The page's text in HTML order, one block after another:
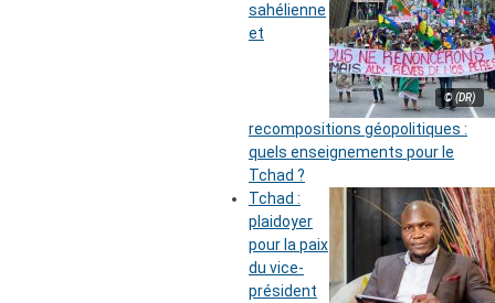
© (DR)
sahélienne
et
recompositions géopolitiques :
quels enseignements pour le
Tchad ?
Tchad :
plaidoyer
pour la paix
du vice-
président